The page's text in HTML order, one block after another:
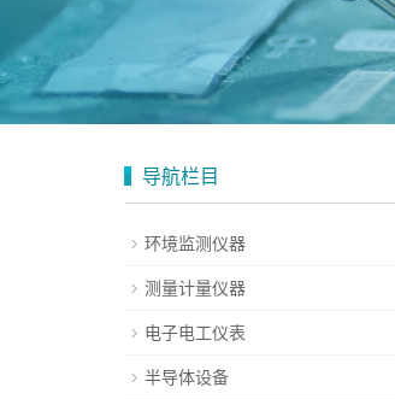
导航栏目
环境监测仪器
测量计量仪器
电子电工仪表
半导体设备